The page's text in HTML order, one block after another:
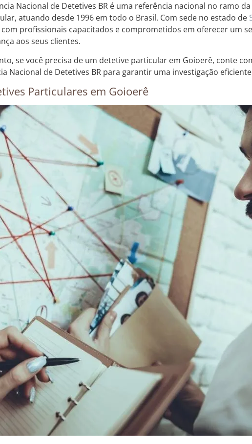
Nacional de Detetives BR é uma referência nacional no ramo
atuando desde 1996 em todo o Brasil. Com sede no estado de
profissionais capacitados e comprometidos em oferecer um
aos seus clientes.
se você precisa de um detetive particular em Goioerê, conte
Nacional de Detetives BR para garantir uma investigação
Particulares em Goioerê